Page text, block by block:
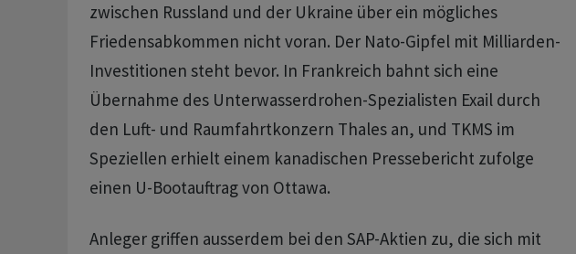
zwischen Russland und der Ukraine über ein mögliches
Friedensabkommen nicht voran. Der Nato-Gipfel mit Milliarden-
Investitionen steht bevor. In Frankreich bahnt sich eine
Übernahme des Unterwasserdrohen-Spezialisten Exail durch
den Luft- und Raumfahrtkonzern Thales an, und TKMS im
Speziellen erhielt einem kanadischen Pressebericht zufolge
einen U-Bootauftrag von Ottawa.
Anleger griffen ausserdem bei den SAP-Aktien zu, die sich mit